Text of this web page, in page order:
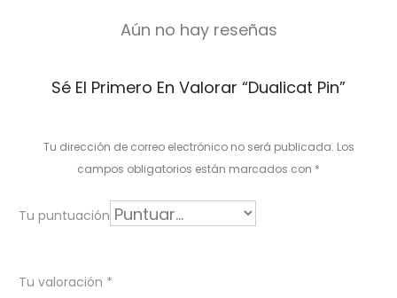
r
Aún no hay reseñas
Sé El Primero En Valorar “Dualicat Pin”
Tu dirección de correo electrónico no será publicada. Los
campos obligatorios están marcados con *
Tu puntuación
Tu valoración *